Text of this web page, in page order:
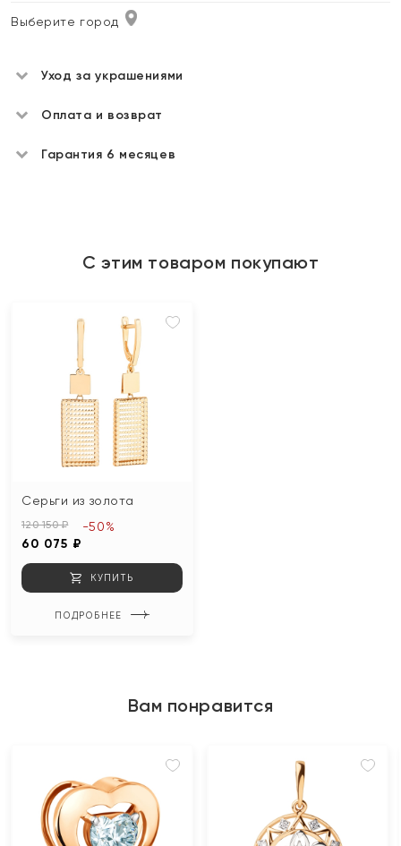
Выберите город
Уход за украшениями
Оплата и возврат
Гарантия 6 месяцев
С этим товаром покупают
Серьги из золота
120 150 ₽
60 075 ₽
-50%
КУПИТЬ
ПОДРОБНЕЕ
Вам понравится